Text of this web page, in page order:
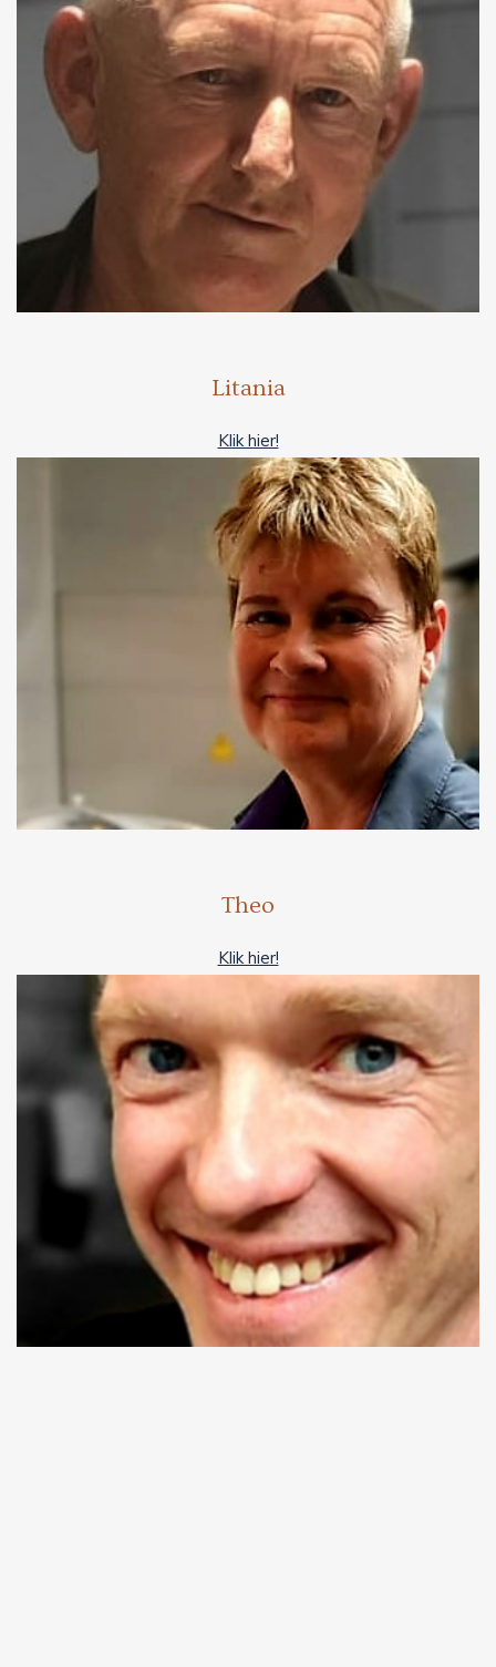
Litania
Klik hier!
Theo
Klik hier!